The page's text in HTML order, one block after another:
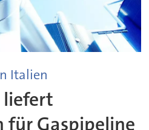
Italien
liefert
für Gaspipeline